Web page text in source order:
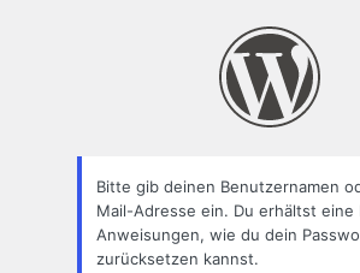
Bitte gib deinen Benutzernamen
Mail-Adresse ein. Du erhältst eine
Anweisungen, wie du dein
zurücksetzen kannst.